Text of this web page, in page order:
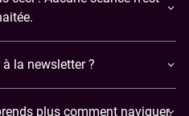
la newsletter ?
plus comment naviguer.